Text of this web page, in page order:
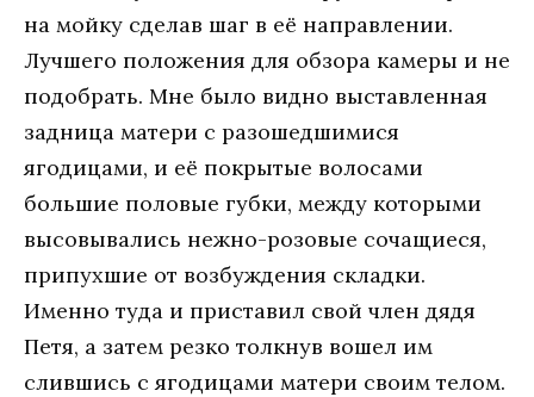
на мойку сделав шаг в её направлении.
Лучшего положения для обзора камеры и не
подобрать. Мне было видно выставленная
задница матери с разошедшимися
ягодицами, и её покрытые волосами
большие половые губки, между которыми
высовывались нежно-розовые сочащиеся,
припухшие от возбуждения складки.
Именно туда и приставил свой член дядя
Петя, а затем резко толкнув вошел им
слившись с ягодицами матери своим телом.